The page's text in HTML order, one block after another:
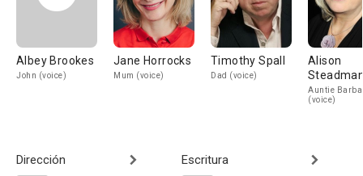
Albey Brookes
John (voice)
Jane Horrocks
Mum (voice)
Timothy Spall
Dad (voice)
Alison
Auntie
(voice)
Dirección
Escritura